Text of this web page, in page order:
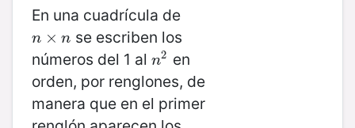
En una cuadrícula de
n × n
n×n
se escriben los
números del 1 al n2
n2 en
orden, por renglones, de
manera que en el primer